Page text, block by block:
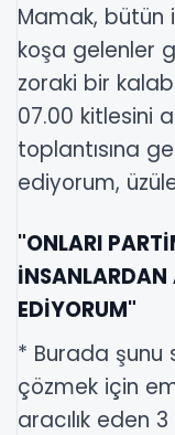
Mamak, bütün
koşa gelenler
zoraki bir
07.00 kitlesini
toplantısına
ediyorum,
"ONLARI
EDİYORUM"
* Burada şunu
çözmek için
aracılık eden